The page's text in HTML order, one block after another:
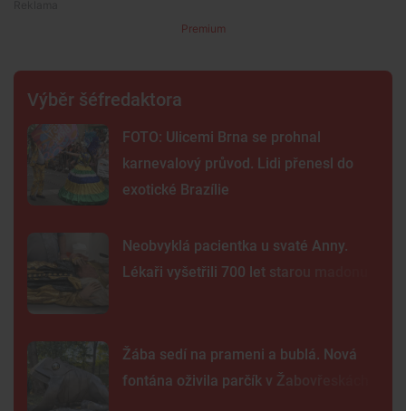
Premium
Výběr šéfredaktora
FOTO: Ulicemi Brna se prohnal
karnevalový průvod. Lidi přenesl do
exotické Brazílie
Neobvyklá pacientka u svaté Anny.
Lékaři vyšetřili 700 let starou madonu
Žába sedí na prameni a bublá. Nová
fontána oživila parčík v Žabovřeskách